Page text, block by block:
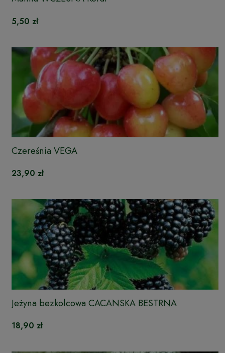
5,50 zł
Czereśnia VEGA
23,90 zł
Jeżyna bezkolcowa CACANSKA BESTRNA
18,90 zł